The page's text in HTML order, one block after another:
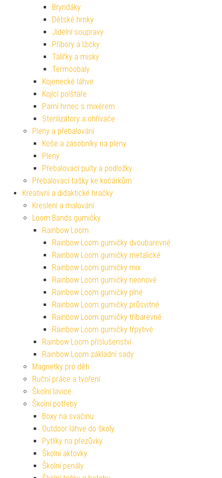
Bryndáky
Dětské hrnky
Jídelní soupravy
Příbory a lžičky
Talířky a misky
Termoobaly
Kojenecké láhve
Kojící polštáře
Parní hrnec s mixérem
Sterilizátory a ohřívače
Pleny a přebalování
Koše a zásobníky na pleny
Pleny
Přebalovací pulty a podložky
Přebalovací tašky ke kočárkům
Kreativní a didaktické hračky
Kreslení a malování
Loom Bands gumičky
Rainbow Loom
Rainbow Loom gumičky dvoubarevné
Rainbow Loom gumičky metalické
Rainbow Loom gumičky mix
Rainbow Loom gumičky neonové
Rainbow Loom gumičky plné
Rainbow Loom gumičky průsvitné
Rainbow Loom gumičky tříbarevné
Rainbow Loom gumičky třpytivé
Rainbow Loom příslušenství
Rainbow Loom základní sady
Magnetky pro děti
Ruční práce a tvoření
Školní lavice
Školní potřeby
Boxy na svačinu
Outdoor láhve do školy
Pytlíky na přezůvky
Školní aktovky
Školní penály